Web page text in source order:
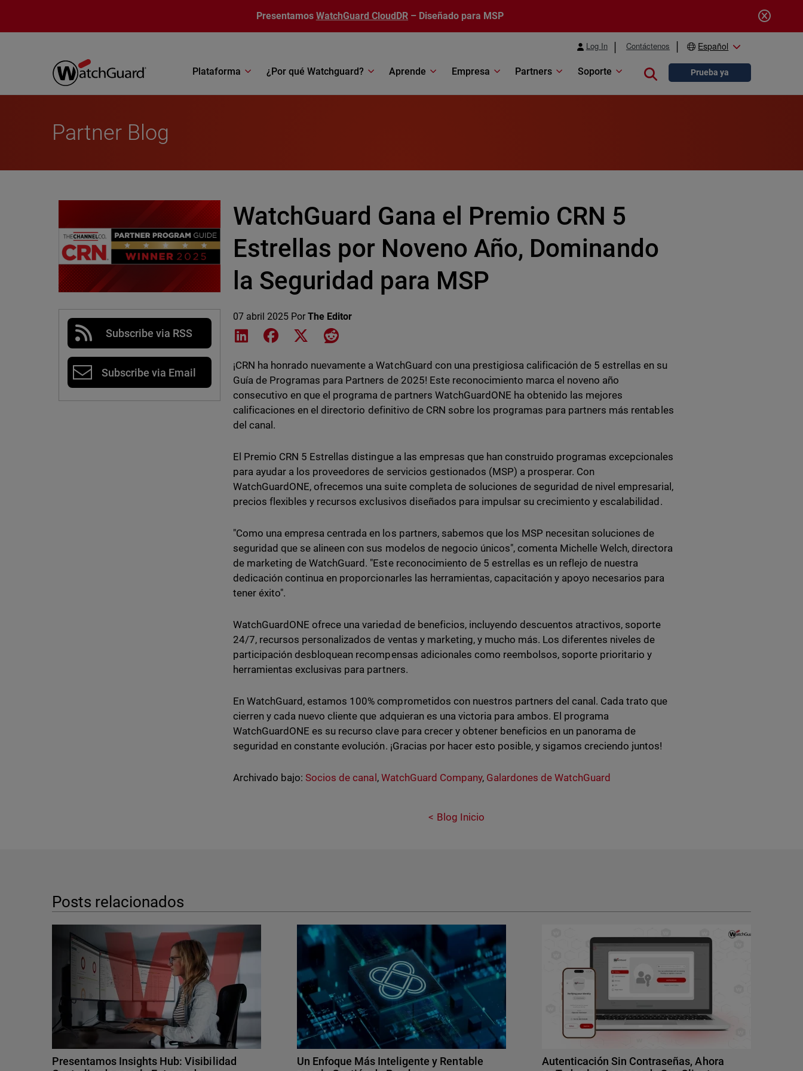
Presentamos WatchGuard CloudDR – Diseñado para MSP
Log In Contáctenos Español
Plataforma ¿Por qué Watchguard? Aprende Empresa Partners Soporte Close searchPrueba ya
Partner Blog
Subscribe via RSS
Subscribe via Email
WatchGuard Gana el Premio CRN 5
Estrellas por Noveno Año, Dominando
la Seguridad para MSP
07 abril 2025 PorThe Editor
Share on LinkedIn
Share on Facebook
Share on XShare on Reddit
¡CRN ha honrado nuevamente a WatchGuard con una prestigiosa calificación de 5 estrellas en su
Guía de Programas para Partners de 2025! Este reconocimiento marca el noveno año
consecutivo en que el programa de partners WatchGuardONE ha obtenido las mejores
calificaciones en el directorio definitivo de CRN sobre los programas para partners más rentables
del canal.
El Premio CRN 5 Estrellas distingue a las empresas que han construido programas excepcionales
para ayudar a los proveedores de servicios gestionados (MSP) a prosperar. Con
WatchGuardONE, ofrecemos una suite completa de soluciones de seguridad de nivel empresarial,
precios flexibles y recursos exclusivos diseñados para impulsar su crecimiento y escalabilidad.
"Como una empresa centrada en los partners, sabemos que los MSP necesitan soluciones de
seguridad que se alineen con sus modelos de negocio únicos", comenta Michelle Welch, directora
de marketing de WatchGuard. "Este reconocimiento de 5 estrellas es un reflejo de nuestra
dedicación continua en proporcionarles las herramientas, capacitación y apoyo necesarios para
tener éxito".
WatchGuardONE ofrece una variedad de beneficios, incluyendo descuentos atractivos, soporte
24/7, recursos personalizados de ventas y marketing, y mucho más. Los diferentes niveles de
participación desbloquean recompensas adicionales como reembolsos, soporte prioritario y
herramientas exclusivas para partners.
En WatchGuard, estamos 100% comprometidos con nuestros partners del canal. Cada trato que
cierren y cada nuevo cliente que adquieran es una victoria para ambos. El programa
WatchGuardONE es su recurso clave para crecer y obtener beneficios en un panorama de
seguridad en constante evolución. ¡Gracias por hacer esto posible, y sigamos creciendo juntos!
Archivado bajo: Socios de canal , WatchGuard Company, Galardones de WatchGuard
Blog Inicio
Posts relacionados
Presentamos Insights Hub: Visibilidad
Un Enfoque Más Inteligente y Rentable
Autenticación Sin Contraseñas, Ahora